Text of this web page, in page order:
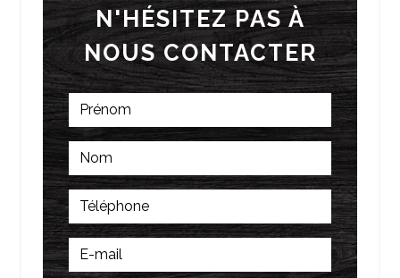
N'HÉSITEZ PAS À
NOUS CONTACTER